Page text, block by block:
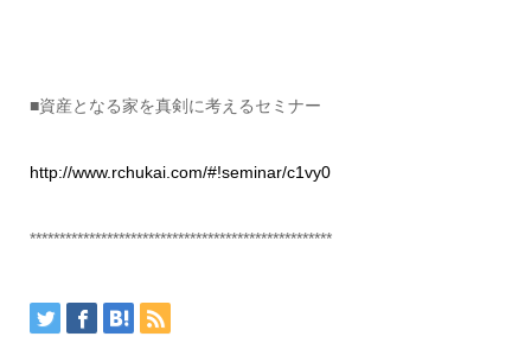
■資産となる家を真剣に考えるセミナー
http://www.rchukai.com/#!seminar/c1vy0
***************************************************